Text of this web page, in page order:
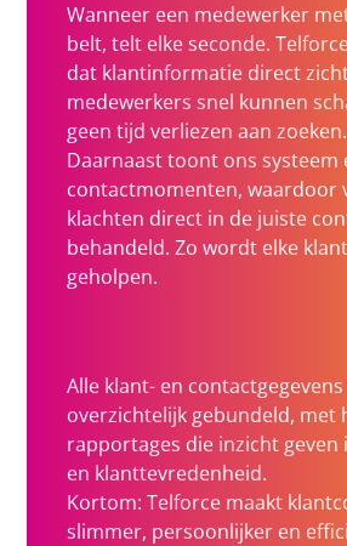
Wanneer een medewerker
belt, telt elke seconde.
dat klantinformatie direct
medewerkers snel kunnen
geen tijd verliezen aan zoeken.
Daarnaast toont ons systeem
contactmomenten, waardoor
klachten direct in de juiste
behandeld. Zo wordt elke
geholpen.
Alle klant- en
overzichtelijk gebundeld, met
rapportages die inzicht geven
en klanttevredenheid.
Kortom: Telforce maakt
slimmer, persoonlijker en